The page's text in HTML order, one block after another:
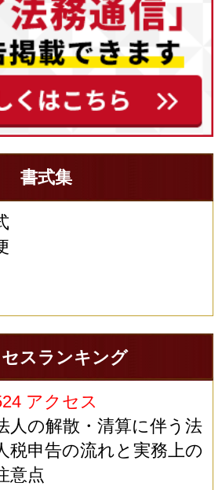
書式集
スランキング
アクセス
人の解散・清算に伴う法
税申告の流れと実務上の
意点